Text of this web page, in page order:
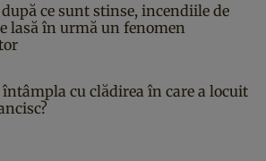
ce sunt stinse, incendiile de
lasă în urmă un fenomen
întâmpla cu clădirea în care a locuit